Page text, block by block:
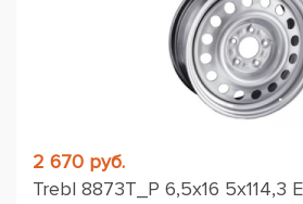
2 670 руб.
Trebl 8873T_P 6,5x16 5x114,3